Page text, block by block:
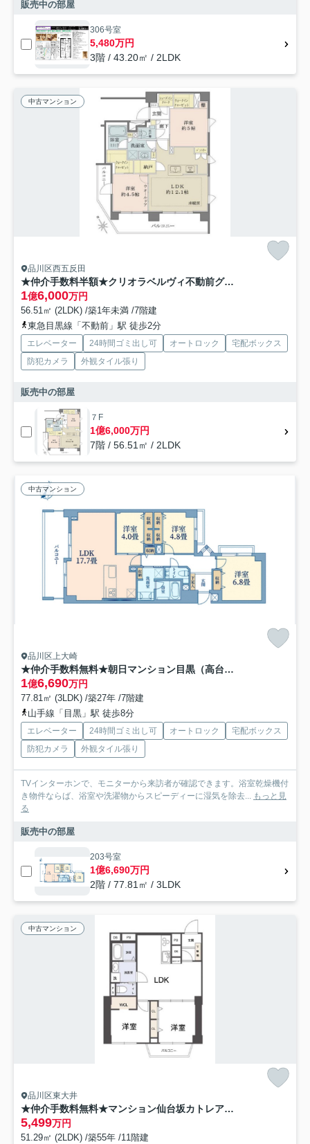
販売中の部屋
306号室
5,480万円
3階 / 43.20㎡ / 2LDK
中古マンション
品川区西五反田
★仲介手数料半額★クリオラベルヴィ不動前グランクラス
1億6,000万円
56.51㎡ (2LDK) /築1年未満 /7階建
東急目黒線「不動前」駅 徒歩2分
エレベーター 24時間ゴミ出し可 オートロック
宅配ボックス
防犯カメラ
外観タイル張り
販売中の部屋
７F
1億6,000万円
7階 / 56.51㎡ / 2LDK
中古マンション
品川区上大崎
★仲介手数料無料★朝日マンション目黒（高台のため、眺望良好）
1億6,690万円
77.81㎡ (3LDK) /築27年 /7階建
山手線「目黒」駅 徒歩8分
エレベーター 24時間ゴミ出し可 オートロック
宅配ボックス
防犯カメラ
外観タイル張り
TVインターホンで、モニターから来訪者が確認できます。浴室乾燥機付
き物件ならば、浴室や洗濯物からスピーディーに湿気を除去... もっと見
る
販売中の部屋
203号室
1億6,690万円
2階 / 77.81㎡ / 3LDK
中古マンション
品川区東大井
★仲介手数料無料★マンション仙台坂カトレア（リフォーム完了 再開発大井町トラックスが完成して住みやすくなる街）
5,499万円
51.29㎡ (2LDK) /築55年 /11階建